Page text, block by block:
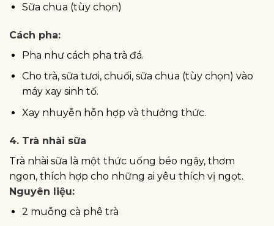
Sữa chua (tùy chọn)
Cách pha:
Pha như cách pha trà đá.
Cho trà, sữa tươi, chuối, sữa chua (tùy chọn) vào
máy xay sinh tố.
Xay nhuyễn hỗn hợp và thưởng thức.
4. Trà nhài sữa
Trà nhài sữa là một thức uống béo ngậy, thơm
ngon, thích hợp cho những ai yêu thích vị ngọt.
Nguyên liệu:
2 muỗng cà phê trà